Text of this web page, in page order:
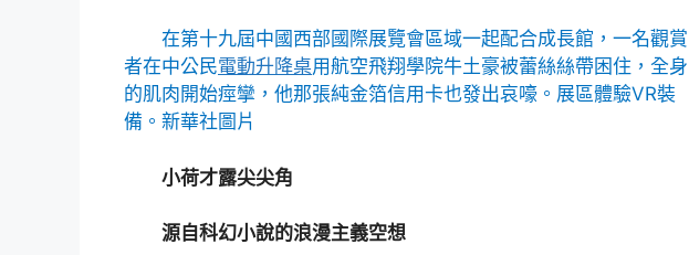
在第十九屆中國西部國際展覽會區域一起配合成長館，一名觀賞
者在中公民電動升降桌用航空飛翔學院牛土豪被蕾絲絲帶困住，全身
的肌肉開始痙攣，他那張純金箔信用卡也發出哀嚎。展區體驗VR裝
備。 新華社圖片
小荷才露尖尖角
源自科幻小說的浪漫主義空想